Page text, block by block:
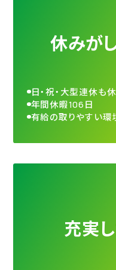
プライバシーポリシー
休みが
日・祝・大型連休も
年間休暇106日
有給の取りやすい環
充実